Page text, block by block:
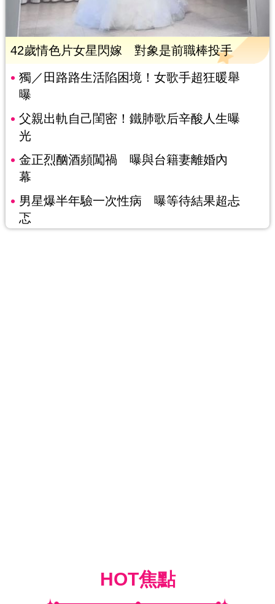
42歲情色片女星閃嫁 對象是前職棒投手
獨／田路路生活陷困境！女歌手超狂暖舉
曝
父親出軌自己閨密！鐵肺歌后辛酸人生曝
光
金正烈酗酒頻闖禍 曝與台籍妻離婚內
幕
男星爆半年驗一次性病 曝等待結果超忐
忑
HOT焦點